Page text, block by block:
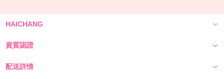
HAICHANG
資質認證
配送詳情